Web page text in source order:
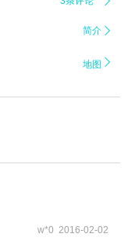
简介 
地图 
w*0 2016-02-02